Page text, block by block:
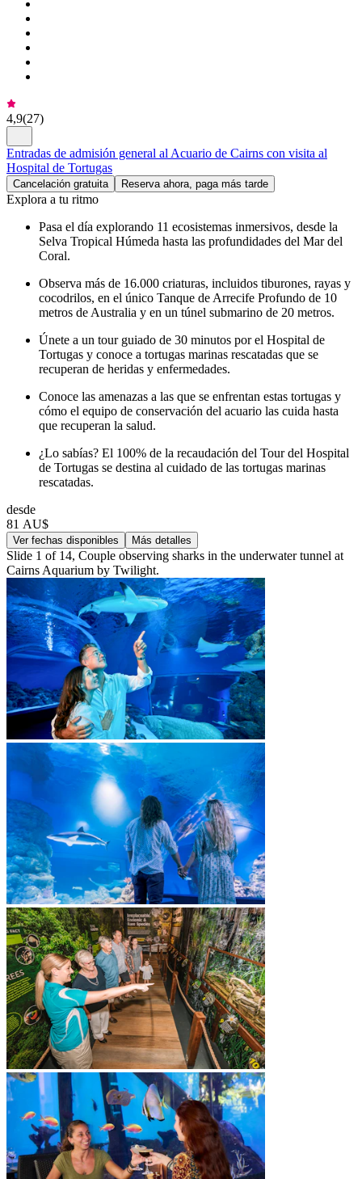
4,9(27)
Entradas de admisión general al Acuario de Cairns con visita al
Hospital de Tortugas
Cancelación gratuita Reserva ahora, paga más tarde
Explora a tu ritmo
Pasa el día explorando 11 ecosistemas inmersivos, desde la
Selva Tropical Húmeda hasta las profundidades del Mar del
Coral.
Observa más de 16.000 criaturas, incluidos tiburones, rayas y
cocodrilos, en el único Tanque de Arrecife Profundo de 10
metros de Australia y en un túnel submarino de 20 metros.
Únete a un tour guiado de 30 minutos por el Hospital de
Tortugas y conoce a tortugas marinas rescatadas que se
recuperan de heridas y enfermedades.
Conoce las amenazas a las que se enfrentan estas tortugas y
cómo el equipo de conservación del acuario las cuida hasta
que recuperan la salud.
¿Lo sabías? El 100% de la recaudación del Tour del Hospital
de Tortugas se destina al cuidado de las tortugas marinas
rescatadas.
desde
81 AU$
Ver fechas disponibles Más detalles
Slide 1 of 14, Couple observing sharks in the underwater tunnel at
Cairns Aquarium by Twilight.